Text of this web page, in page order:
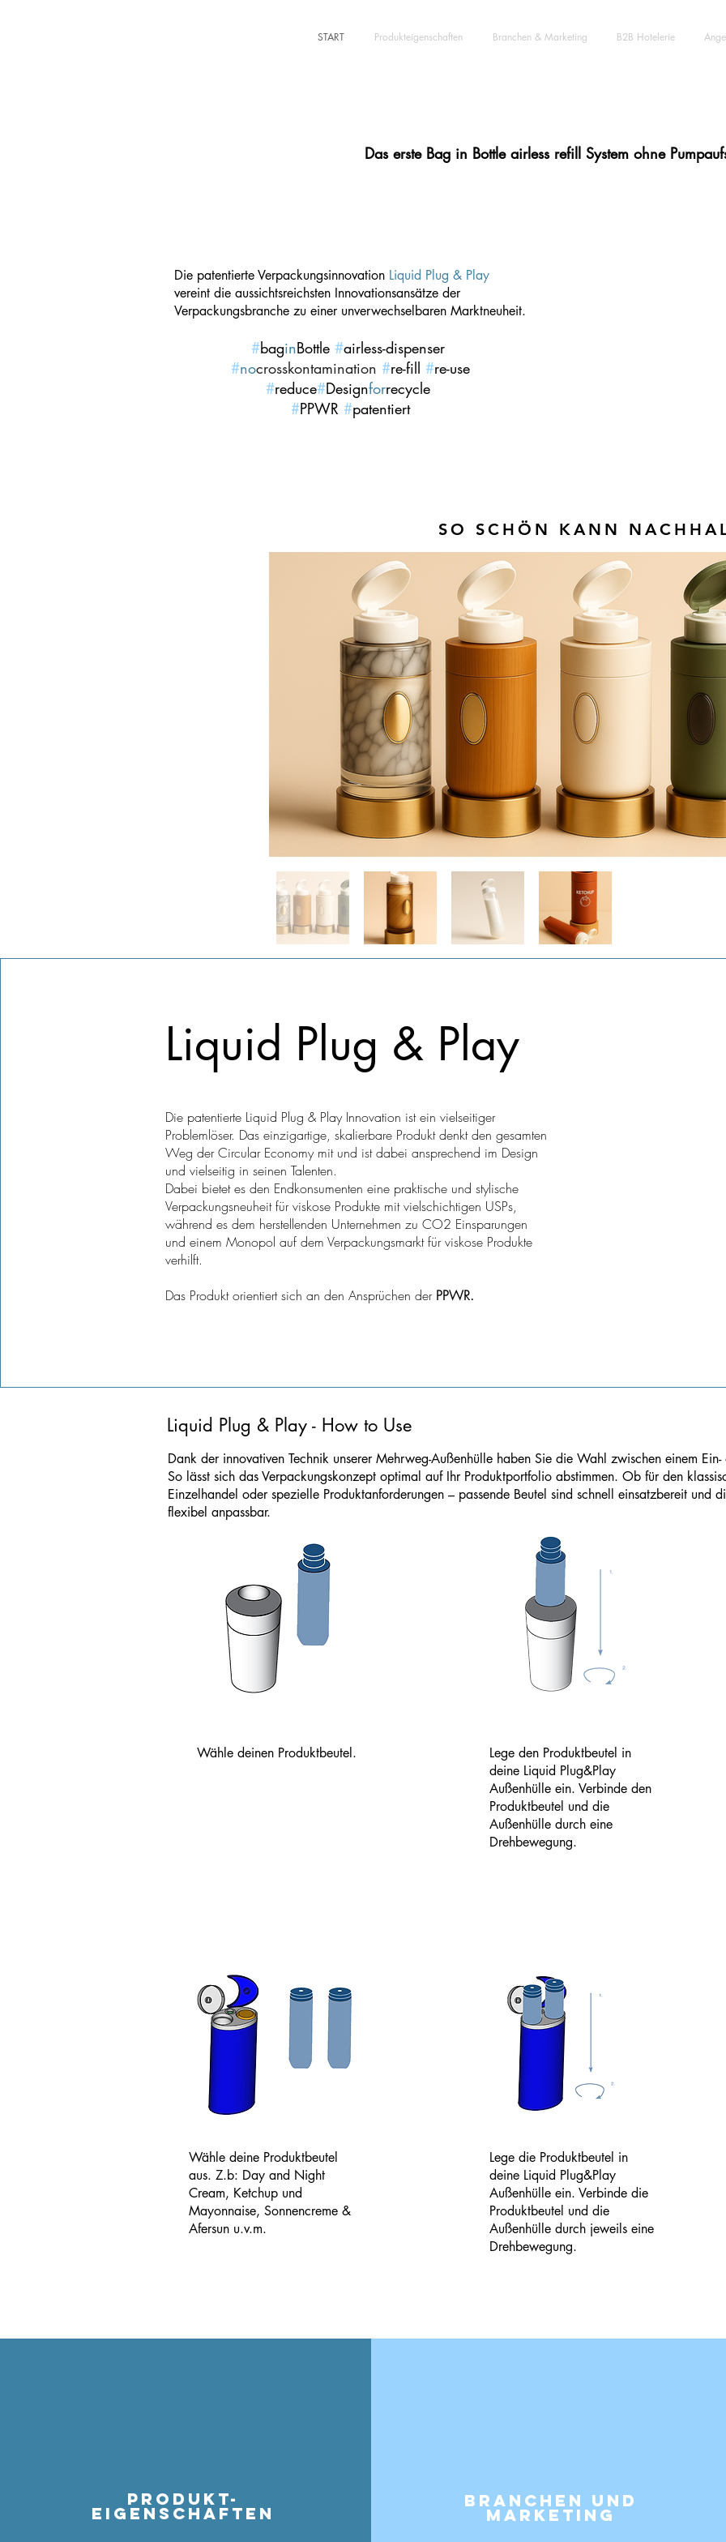
START Produkteigenschaften Branchen & Marketing B2B Hotelerie
Die patentierte Verpackungsinnovation Liquid Plug & Play
vereint die aussichtsreichsten Innovationsansätze der
Verpackungsbranche zu einer unverwechselbaren Marktneuheit.
#baginBottle #airless-dispenser
#nocrosskontamination #re-fill #re-use
#reduce#Designforrecycle
#PPWR #patentiert
Das erste Bag in Bottle airless refill System ohne
SO SCHÖN KANN
Liquid Plug & Play
Die patentierte Liquid Plug & Play Innovation ist ein vielseitiger
Problemlöser. Das einzigartige, skalierbare Produkt denkt den gesamten
Weg der Circular Economy mit und ist dabei ansprechend im Design
und vielseitig in seinen Talenten.
Dabei bietet es den Endkonsumenten eine praktische und stylische
Verpackungsneuheit für viskose Produkte mit vielschichtigen USPs,
während es dem herstellenden Unternehmen zu CO2 Einsparungen
und einem Monopol auf dem Verpackungsmarkt für viskose Produkte
verhilft.
Das Produkt orientiert sich an den Ansprüchen der PPWR.
Liquid Plug & Play - How to Use
Wähle deinen Produktbeutel.
Lege den Produktbeutel in
deine Liquid Plug&Play
Außenhülle ein. Verbinde den
Produktbeutel und die
Außenhülle durch eine
Drehbewegung.
Dank der innovativen Technik unserer Mehrweg-Außenhülle haben Sie die Wahl zwischen einem
So lässt sich das Verpackungskonzept optimal auf Ihr Produktportfolio abstimmen. Ob für den
Einzelhandel oder spezielle Produktanforderungen – passende Beutel sind schnell einsatzbereit und
flexibel anpassbar.
Wähle deine Produktbeutel
aus. Z.b: Day and Night
Cream, Ketchup und
Mayonnaise, Sonnencreme &
Afersun u.v.m.
Lege die Produktbeutel in
deine Liquid Plug&Play
Außenhülle ein. Verbinde die
Produktbeutel und die
Außenhülle durch jeweils eine
Drehbewegung.
Produkt-
eigenschaften
Branchen und
Marketing